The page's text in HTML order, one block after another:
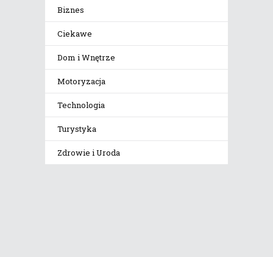
Biznes
Ciekawe
Dom i Wnętrze
Motoryzacja
Technologia
Turystyka
Zdrowie i Uroda